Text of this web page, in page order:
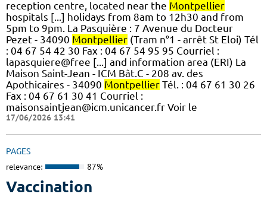
reception centre, located near the Montpellier
hospitals [...] holidays from 8am to 12h30 and from
5pm to 9pm. La Pasquière : 7 Avenue du Docteur
Pezet - 34090 Montpellier (Tram n°1 - arrêt St Eloi) Tél
: 04 67 54 42 30 Fax : 04 67 54 95 95 Courriel :
lapasquiere@free [...] and information area (ERI) La
Maison Saint-Jean - ICM Bât.C - 208 av. des
Apothicaires - 34090 Montpellier Tél. : 04 67 61 30 26
Fax : 04 67 61 30 41 Courriel :
maisonsaintjean@icm.unicancer.fr Voir le
17/06/2026 13:41
PAGES
relevance: 87%
Vaccination